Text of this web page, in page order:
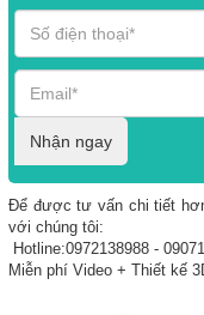
Nhận ngay
Để được tư vấn chi tiết
với chúng tôi:
Hotline:0972138988 -
Miễn phí Video + Thiết kế